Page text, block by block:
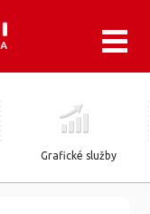
Grafické služby